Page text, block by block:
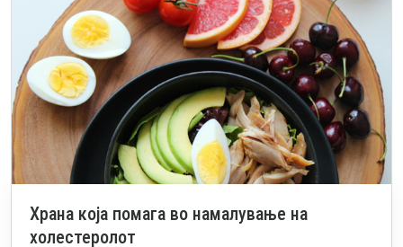
Храна која помага во намалување на
холестеролот